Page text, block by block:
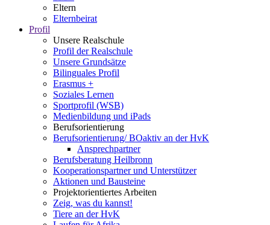
Eltern
Elternbeirat
Profil
Unsere Realschule
Profil der Realschule
Unsere Grundsätze
Bilinguales Profil
Erasmus +
Soziales Lernen
Sportprofil (WSB)
Medienbildung und iPads
Berufsorientierung
Berufsorientierung/ BOaktiv an der HvK
Ansprechpartner
Berufsberatung Heilbronn
Kooperationspartner und Unterstützer
Aktionen und Bausteine
Projektorientiertes Arbeiten
Zeig, was du kannst!
Tiere an der HvK